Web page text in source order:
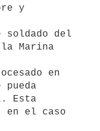
y
soldado del
la Marina
en
pueda
en el caso